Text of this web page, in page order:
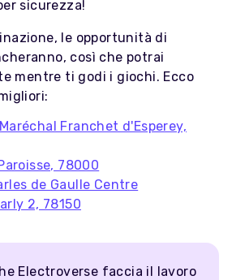
sicurezza!
le opportunità di
così che potrai
mentre ti godi i giochi. Ecco
Franchet d'Esperey,
78000
de Gaulle Centre
2, 78150
Electroverse faccia il lavoro